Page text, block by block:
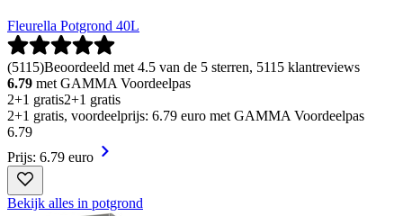
Fleurella Potgrond 40L
(5115)Beoordeeld met 4.5 van de 5 sterren, 5115 klantreviews
6.79 met GAMMA Voordeelpas
2+1 gratis2+1 gratis
2+1 gratis, voordeelprijs: 6.79 euro met GAMMA Voordeelpas
6.79
Prijs: 6.79 euro
Bekijk alles in potgrond